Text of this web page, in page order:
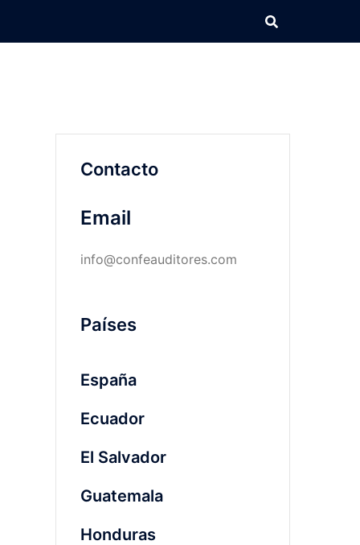
Contacto
Email
info@confeauditores.com
Países
España
Ecuador
El Salvador
Guatemala
Honduras